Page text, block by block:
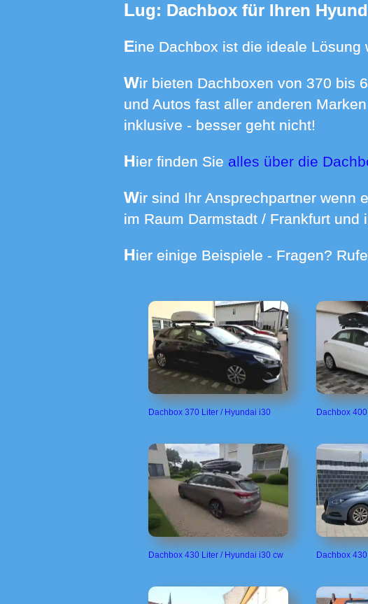
Lug: Dachbox für Ihren
Eine Dachbox ist die ideale
Wir bieten Dachboxen von 370 bis 640 Liter Volumen mit spezifischen Dachträgern für Ihren Hyundai
und Autos fast aller anderen
inklusive - besser geht nicht!
Hier finden Sie alles über die
Wir sind Ihr Ansprechpartner wenn es um die Dachboxenmiete in Rheinland-Pfalz, im Raum Karlsruhe,
im Raum Darmstadt / Frankfurt und
Hier einige Beispiele - Fragen?
Dachbox 370 Liter / Hyundai i30 Dachbox
Dachbox 430 Liter / Hyundai i30 cw Dachbox